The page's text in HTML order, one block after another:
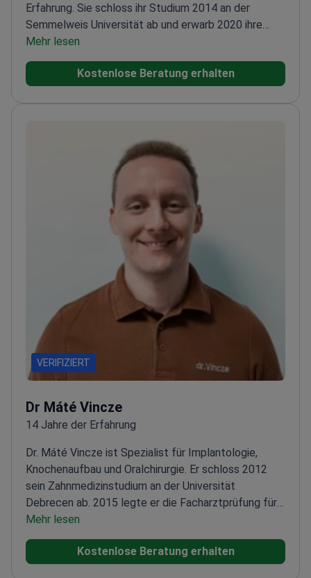
Erfahrung. Sie schloss ihr Studium 2014 an der
Semmelweis Universität ab und erwarb 2020 ihre
Facharztqualifikation in dentoalveolärer Chirurgie. Ihre
Sinuslift, chirurgische Zahnentfernungen,
periimplantärer Gewebe. Dr. Juhász hat über 1.000
Vertrauen ihrer Patienten unterstreicht. Sie ist
zudem erfahren in Implantatprothetik und
ästhetischen Restaurationen. Als leitende Zahnärztin
organisiert sie den Praxisbetrieb und sorgt für
höchste Behandlungsstandards. Besonderes
Augenmerk legt sie auf internationale Patienten im
Bereich Zahntourismus.
Mehr lesen
Kostenlose Beratung erhalten
VERIFIZIERT
Dr Máté Vincze
14 Jahre der Erfahrung
Dr. Máté Vincze ist Spezialist für Implantologie,
Knochenaufbau und Oralchirurgie. Er schloss 2012
sein Zahnmedizinstudium an der Universität
Debrecen ab. 2015 legte er die Facharztprüfung für
Oralchirurgie an der Universität Szeged ab. 2016
Implantologie und Zahnchirurgie an der
Mehr lesen
Kostenlose Beratung erhalten